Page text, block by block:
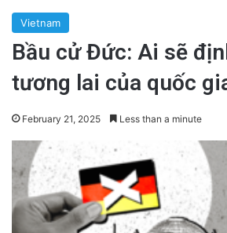
Vietnam
Bầu cử Đức: Ai sẽ
tương lai của quốc
February 21, 2025 Less than a minute